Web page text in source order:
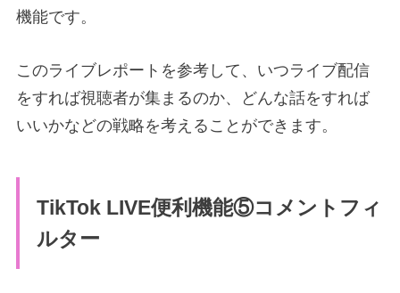
機能です。
このライブレポートを参考して、いつライブ配信
をすれば視聴者が集まるのか、どんな話をすれば
いいかなどの戦略を考えることができます。
TikTok LIVE便利機能⑤コメントフィ
ルター